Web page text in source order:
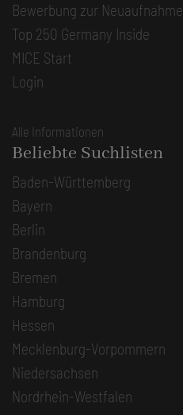
Bewerbung zur Neuaufnahme
Top 250 Germany Inside
MICE Start
Login
Alle Informationen
Beliebte Suchlisten
Baden-Württemberg
Bayern
Berlin
Brandenburg
Bremen
Hamburg
Hessen
Mecklenburg-Vorpommern
Niedersachsen
Nordrhein-Westfalen